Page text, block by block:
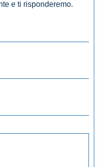
e ti risponderemo.